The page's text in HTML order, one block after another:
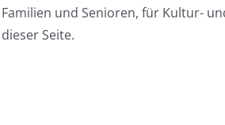
Familien und Senioren, für Kultur-
dieser Seite.